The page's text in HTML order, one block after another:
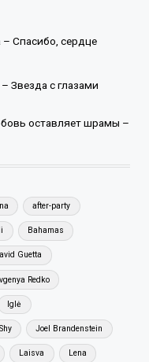
Спасибо, сердце
с глазами
оставляет шрамы –
after-party
Bahamas
Guetta
Redko
Iglė
Joel Brandenstein
Laisva Lena